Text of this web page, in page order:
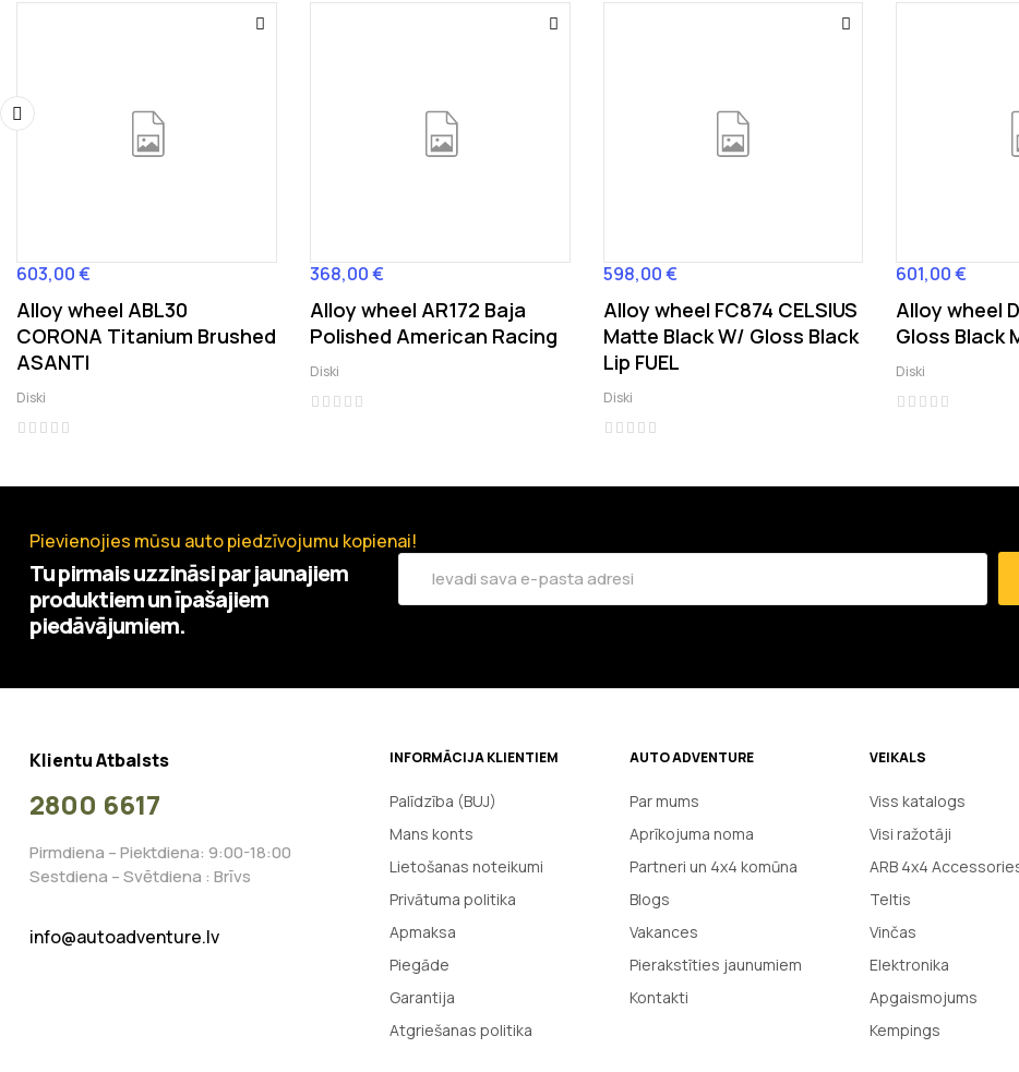
Cena
603,00 €
Alloy wheel ABL30
CORONA Titanium Brushed
ASANTI
Diski
Cena
368,00 €
Alloy wheel AR172 Baja
Polished American Racing
Diski
Cena
598,00 €
Alloy wheel FC874 CELSIUS
Matte Black W/ Gloss Black
Lip FUEL
Diski
Cena
601,00 €
Alloy wheel
Gloss Black
Diski
Pievienojies mūsu auto piedzīvojumu kopienai!
Tu pirmais uzzināsi par jaunajiem
produktiem un īpašajiem
piedāvājumiem.
Klientu Atbalsts
2800 6617
Pirmdiena – Piektdiena: 9:00-18:00
Sestdiena – Svētdiena : Brīvs
info@autoadventure.lv
INFORMĀCIJA KLIENTIEM
Palīdzība (BUJ)
Mans konts
Lietošanas noteikumi
Privātuma politika
Apmaksa
Piegāde
Garantija
Atgriešanas politika
AUTO ADVENTURE
Par mums
Aprīkojuma noma
Partneri un 4x4 komūna
Blogs
Vakances
Pierakstīties jaunumiem
Kontakti
VEIKALS
Viss katalogs
Visi ražotāji
ARB 4x4
Teltis
Vinčas
Elektronika
Apgaismojums
Kempings